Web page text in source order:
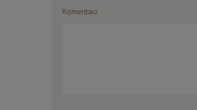
Komentarz